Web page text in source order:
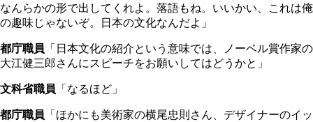
なんらかの形で出してくれよ。落語もね。いいかい、これは俺
の趣味じゃないぞ。日本の文化なんだよ」
都庁職員 「日本文化の紹介という意味では、ノーベル賞作家の
大江健三郎さんにスピーチをお願いしてはどうかと」
文科省職員 「なるほど」
都庁職員 「ほかにも美術家の横尾忠則さん、デザイナーのイッ